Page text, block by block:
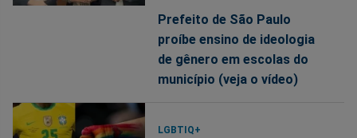
Prefeito de São Paulo
proíbe ensino de ideologia
de gênero em escolas do
município (veja o vídeo)
LGBTIQ+